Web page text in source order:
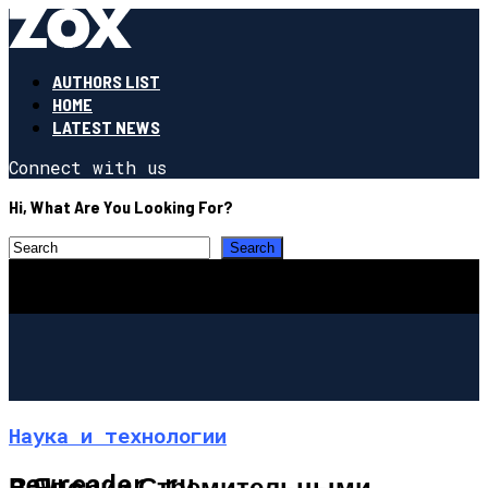
AUTHORS LIST
HOME
LATEST NEWS
Connect with us
Hi, What Are You Looking For?
Наука и технологии